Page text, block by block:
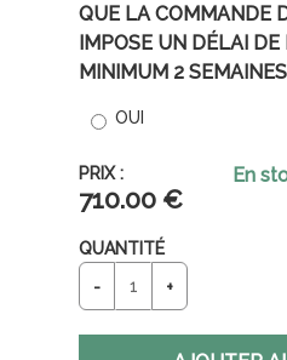
QUE LA COMMANDE
IMPOSE UN DÉLAI
MINIMUM 2
OUI
710.00 €
En
QUANTITÉ